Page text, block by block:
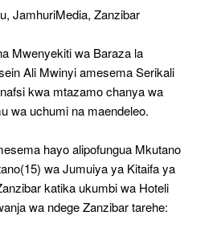
Na
Maendeleo-
Mwinyi
JamhuriMedia, Zanzibar
Mwenyekiti wa Baraza la
Ali Mwinyi amesema Serikali
kwa mtazamo chanya wa
wa uchumi na maendeleo.
hayo alipofungua Mkutano
wa Jumuiya ya Kitaifa ya
katika ukumbi wa Hoteli
wa ndege Zanzibar tarehe: